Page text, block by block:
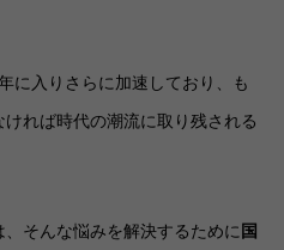
に入りさらに加速しており、も
れば時代の潮流に取り残される
そんな悩みを解決するために国